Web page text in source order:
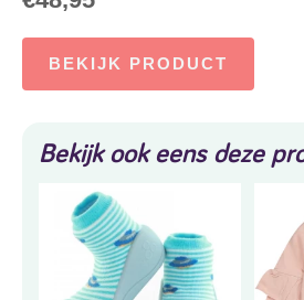
BEKIJK PRODUCT
Bekijk ook eens deze